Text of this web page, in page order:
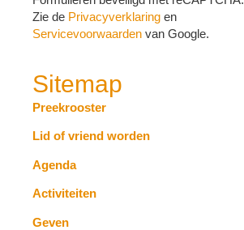
Zie de Privacyverklaring en
Servicevoorwaarden van Google.
Sitemap
Preekrooster
Lid of vriend worden
Agenda
Activiteiten
Geven